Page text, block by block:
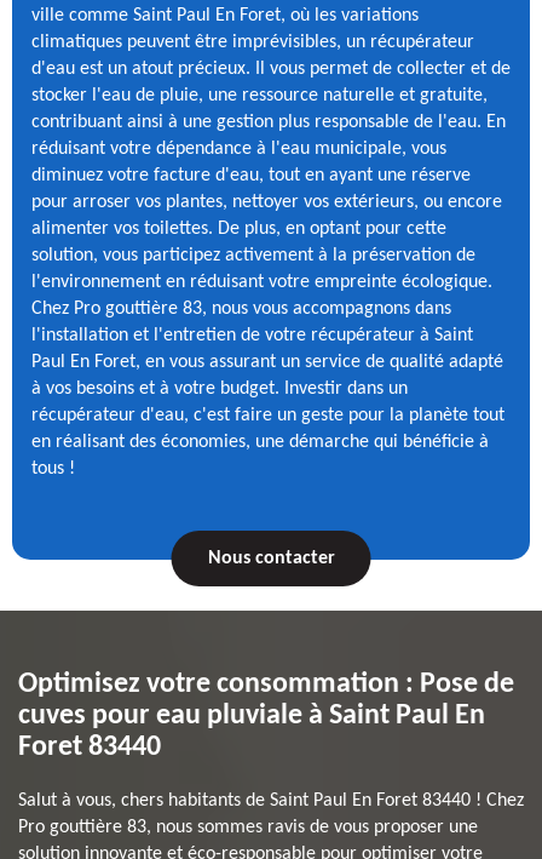
ville comme Saint Paul En Foret, où les variations
climatiques peuvent être imprévisibles, un récupérateur
d'eau est un atout précieux. Il vous permet de collecter et de
stocker l'eau de pluie, une ressource naturelle et gratuite,
contribuant ainsi à une gestion plus responsable de l'eau. En
réduisant votre dépendance à l'eau municipale, vous
diminuez votre facture d'eau, tout en ayant une réserve
pour arroser vos plantes, nettoyer vos extérieurs, ou encore
alimenter vos toilettes. De plus, en optant pour cette
solution, vous participez activement à la préservation de
l'environnement en réduisant votre empreinte écologique.
Chez Pro gouttière 83, nous vous accompagnons dans
l'installation et l'entretien de votre récupérateur à Saint
Paul En Foret, en vous assurant un service de qualité adapté
à vos besoins et à votre budget. Investir dans un
récupérateur d'eau, c'est faire un geste pour la planète tout
en réalisant des économies, une démarche qui bénéficie à
tous !
Nous contacter
Optimisez votre consommation : Pose de
cuves pour eau pluviale à Saint Paul En
Foret 83440
Salut à vous, chers habitants de Saint Paul En Foret 83440 ! Chez
Pro gouttière 83, nous sommes ravis de vous proposer une
solution innovante et éco-responsable pour optimiser votre